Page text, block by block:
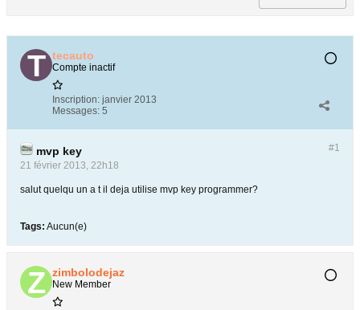
tecauto
Compte inactif
Inscription: janvier 2013
Messages: 5
#1
mvp key
21 février 2013, 22h18
salut quelqu un a t il deja utilise mvp key programmer?
Tags: Aucun(e)
zimbolodejaz
New Member